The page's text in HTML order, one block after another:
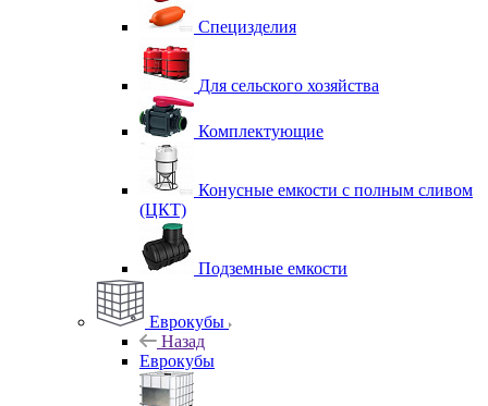
Специзделия
Для сельского хозяйства
Комплектующие
Конусные емкости с полным сливом
(ЦКТ)
Подземные емкости
Еврокубы
Назад
Еврокубы